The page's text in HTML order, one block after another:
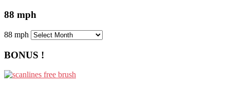
88 mph
88 mph
BONUS !